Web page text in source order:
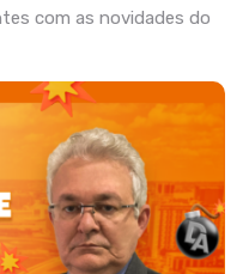
com as novidades do